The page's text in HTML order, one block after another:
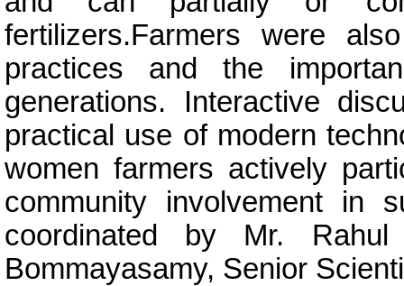
fertilizers.Farmers were
practices and the
generations. Interactive
practical use of modern
women farmers actively
community involvement in
coordinated by Mr.
Bommayasamy, Senior